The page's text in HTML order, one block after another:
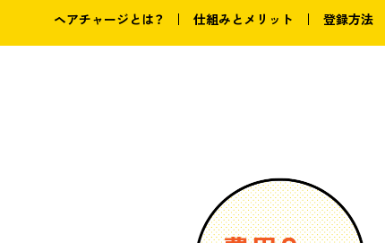
ヘアチャージとは？ 仕組みとメリット 登録方法